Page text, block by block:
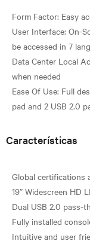
Form Factor: Easy
User Interface: On-
be accessed in 7
Data Center Local
when needed
Ease Of Use: Full
Características
Global certifications
19” Widescreen HD
Dual USB 2.0 pass-
Fully installed
Intuitive and user